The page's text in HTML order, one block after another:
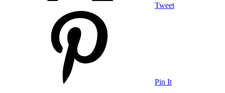
Tweet
Pin It